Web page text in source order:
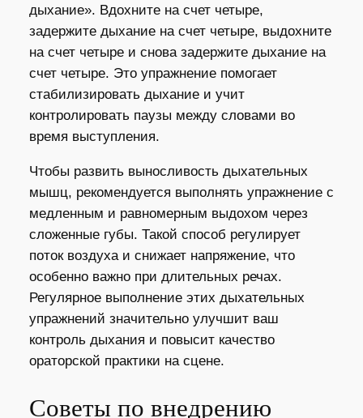
дыхание». Вдохните на счет четыре,
задержите дыхание на счет четыре, выдохните
на счет четыре и снова задержите дыхание на
счет четыре. Это упражнение помогает
стабилизировать дыхание и учит
контролировать паузы между словами во
время выступления.
Чтобы развить выносливость дыхательных
мышц, рекомендуется выполнять упражнение с
медленным и равномерным выдохом через
сложенные губы. Такой способ регулирует
поток воздуха и снижает напряжение, что
особенно важно при длительных речах.
Регулярное выполнение этих дыхательных
упражнений значительно улучшит ваш
контроль дыхания и повысит качество
ораторской практики на сцене.
Советы по внедрению